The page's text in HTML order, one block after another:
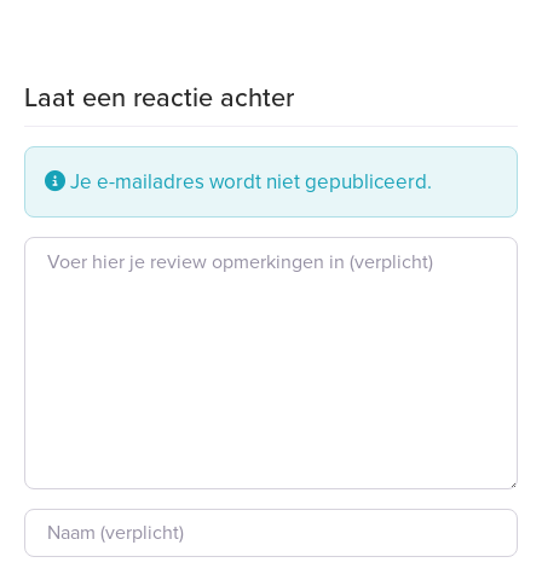
Laat een reactie achter
Je e-mailadres wordt niet gepubliceerd.
Beoordeling tekst
Naam